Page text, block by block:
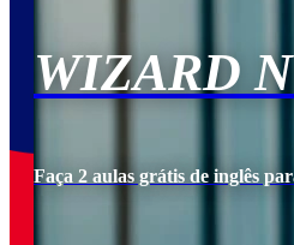
WIZARD
Faça 2 aulas grátis de inglês